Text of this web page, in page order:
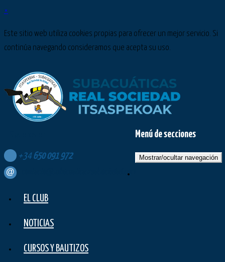
×
Este sitio web utiliza cookies propias para ofrecer un mejor servicio. Si
continúa navegando consideramos que acepta su uso.
+34 650 091 972
contacto@subacuaticasrealsociedad.com
Menú de secciones
Mostrar/ocultar navegación
EL CLUB
NOTICIAS
CURSOS Y BAUTIZOS